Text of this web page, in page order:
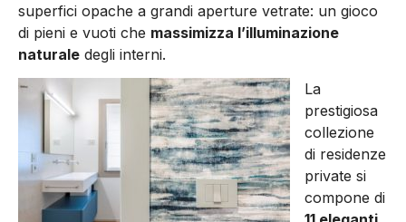
superfici opache a grandi aperture vetrate: un gioco
di pieni e vuoti che massimizza l’illuminazione
naturale degli interni.
La
prestigiosa
collezione
di residenze
private si
compone di